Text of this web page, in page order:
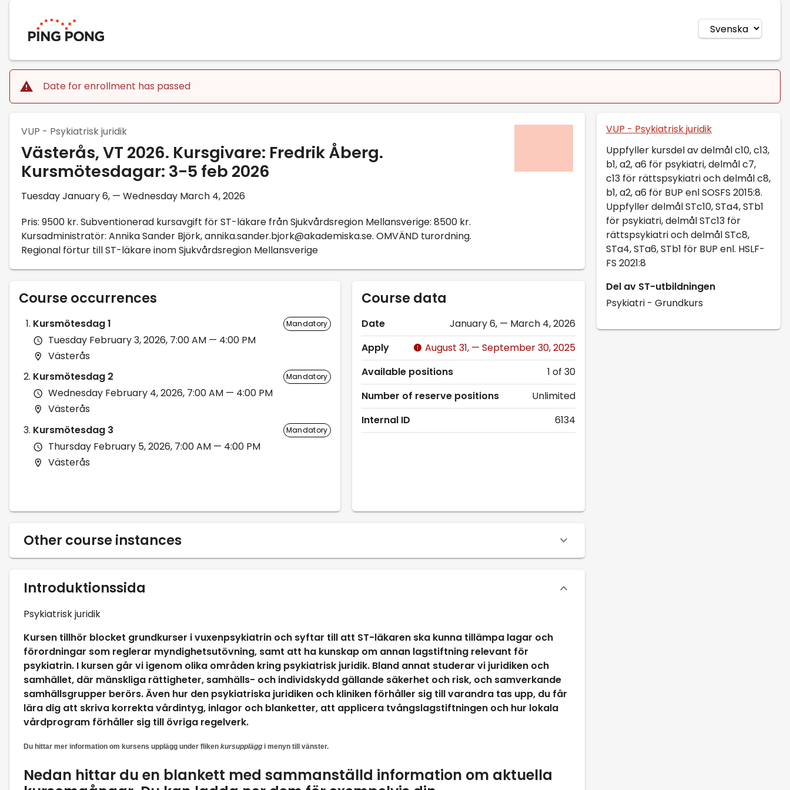
Date for enrollment has passed
VUP - Psykiatrisk juridik
Västerås, VT 2026. Kursgivare: Fredrik Åberg.
Kursmötesdagar: 3-5 feb 2026
Tuesday January 6, — Wednesday March 4, 2026
Pris: 9500 kr. Subventionerad kursavgift för ST-läkare från Sjukvårdsregion Mellansverige: 8500 kr.
Kursadministratör: Annika Sander Björk, annika.sander.bjork@akademiska.se. OMVÄND turordning.
Regional förtur till ST-läkare inom Sjukvårdsregion Mellansverige
Course occurrences
Kursmötesdag 1 Mandatory
Tuesday February 3, 2026, 7:00 AM — 4:00 PM
Västerås
Kursmötesdag 2
Mandatory
Wednesday February 4, 2026, 7:00 AM — 4:00 PM
Västerås
Kursmötesdag 3
Mandatory
Thursday February 5, 2026, 7:00 AM — 4:00 PM
Västerås
Course data
Date
January 6, — March 4, 2026
Apply
August 31, — September 30, 2025
Available positions
1 of 30
Number of reserve positions
Unlimited
Internal ID
6134
Other course instances
Introduktionssida
Psykiatrisk juridik
Kursen tillhör blocket grundkurser i vuxenpsykiatrin och syftar till att ST-läkaren ska kunna tillämpa lagar och
förordningar som reglerar myndighetsutövning, samt att ha kunskap om annan lagstiftning relevant för
psykiatrin. I kursen går vi igenom olika områden kring psykiatrisk juridik. Bland annat studerar vi juridiken och
samhället, där mänskliga rättigheter, samhälls- och individskydd gällande säkerhet och risk, och samverkande
samhällsgrupper berörs. Även hur den psykiatriska juridiken och kliniken förhåller sig till varandra tas upp, du får
lära dig att skriva korrekta vårdintyg, inlagor och blanketter, att applicera tvångslagstiftningen och hur lokala
vårdprogram förhåller sig till övriga regelverk.
Du hittar mer information om kursens upplägg under fliken kursupplägg i menyn till vänster.
Nedan hittar du en blankett med sammanställd information om aktuella
VUP - Psykiatrisk juridik
Uppfyller kursdel av delmål c10, c13,
b1, a2, a6 för psykiatri, delmål c7,
c13 för rättspsykiatri och delmål c8,
b1, a2, a6 för BUP enl SOSFS 2015:8.
Uppfyller delmål STc10, STa4, STb1
för psykiatri, delmål STc13 för
rättspsykiatri och delmål STc8,
STa4, STa6, STb1 för BUP enl. HSLF-
FS 2021:8
Del av ST-utbildningen
Psykiatri - Grundkurs